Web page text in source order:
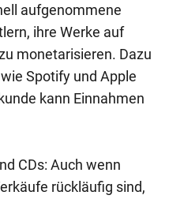
aufgenommene
ihre Werke auf
monetarisieren. Dazu
Spotify und Apple
kann Einnahmen
CDs: Auch wenn
rückläufig sind,